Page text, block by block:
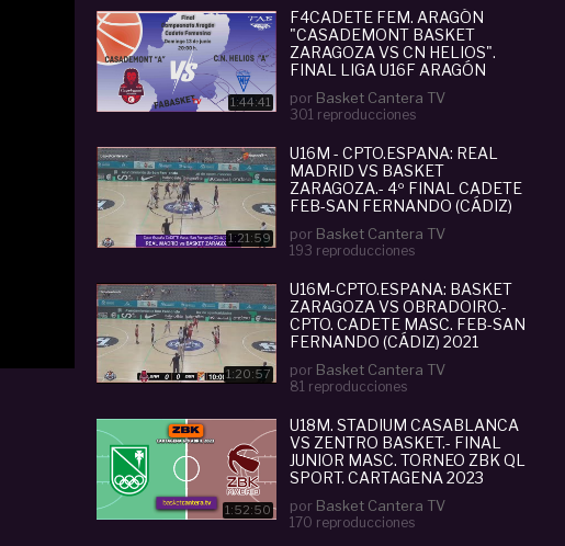
1:44:41
F4CADETE FEM. ARAGÓN
"CASADEMONT BASKET
ZARAGOZA VS CN HELIOS".
FINAL LIGA U16F ARAGÓN
por Basket Cantera TV
301 reproducciones
1:21:59
U16M - CPTO.ESPAÑA: REAL
MADRID VS BASKET
ZARAGOZA.- 4º FINAL CADETE
FEB-SAN FERNANDO (CÁDIZ)
por Basket Cantera TV
193 reproducciones
1:20:57
U16M-CPTO.ESPAÑA: BASKET
ZARAGOZA VS OBRADOIRO.-
CPTO. CADETE MASC. FEB-SAN
FERNANDO (CÁDIZ) 2021
por Basket Cantera TV
81 reproducciones
1:52:50
U18M. STADIUM CASABLANCA
VS ZENTRO BASKET.- FINAL
JUNIOR MASC. TORNEO ZBK QL
SPORT. CARTAGENA 2023
por Basket Cantera TV
170 reproducciones